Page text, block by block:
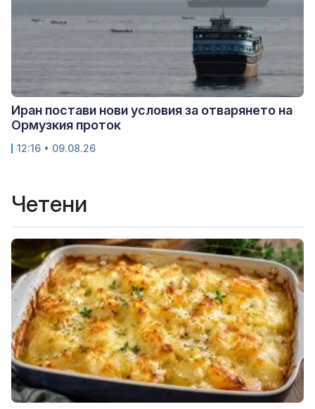
Иран постави нови условия за отварянето на
Ормузкия проток
12:16 • 09.08.26
Четени